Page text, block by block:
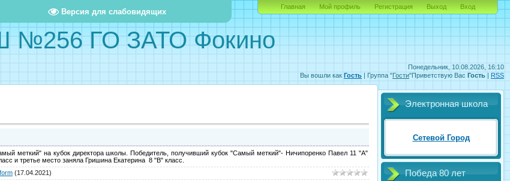
Версия для слабовидящих
Понедельник, 10.08.2026, 16:10
Вы вошли как Гость | Группа "Гости"Приветствую Вас Гость | RSS
ГО ЗАТО Фокино
Главная Мой профиль Регистрация Выход Вход
меткий" на кубок директора школы. Победитель, получивший кубок "Самый меткий"- Ничипоренко Павел 11 "А"
и третье место заняла Гришина Екатерина 8 "В" класс.
(17.04.2021)
Электронная школа
Сетевой Город
Победа 80 лет